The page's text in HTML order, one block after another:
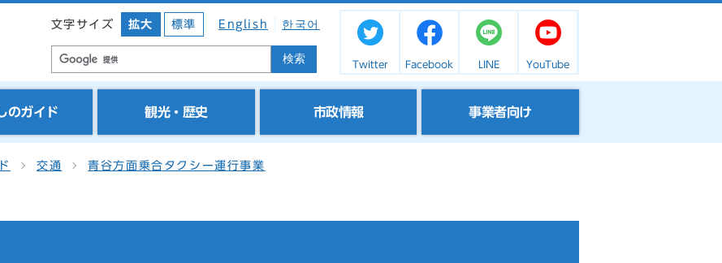
文字サイズ 拡大 標準 English 한국어
検索 Twitter Facebook LINE YouTube
のガイド 観光・歴史 市政情報 事業者向け
交通 青谷方面乗合タクシー運行事業